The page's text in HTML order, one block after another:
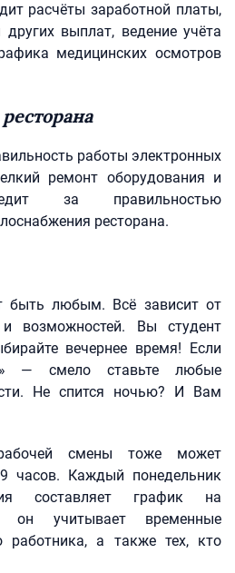
расчёты заработной платы,
выплат, ведение учёта
медицинских осмотров
работы электронных
ремонт оборудования и
за правильностью
ресторана.
быть любым. Всё зависит от
возможностей. Вы студент
вечернее время! Если
— смело ставьте любые
Не спится ночью? И Вам
рабочей смены тоже может
часов. Каждый понедельник
составляет график на
он учитывает временные
работника, а также тех, кто